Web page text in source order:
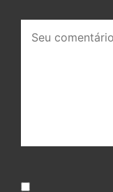
comentário: